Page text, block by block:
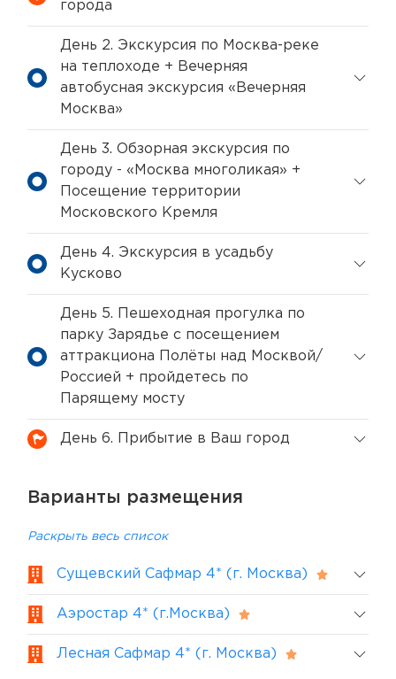
города
День 2. Экскурсия по Москва-реке
на теплоходе + Вечерняя
автобусная экскурсия «Вечерняя
Москва»
День 3. Обзорная экскурсия по
городу - «Москва многоликая» +
Посещение территории
Московского Кремля
День 4. Экскурсия в усадьбу
Кусково
День 5. Пешеходная прогулка по
парку Зарядье с посещением
аттракциона Полёты над Москвой/
Россией + пройдетесь по
Парящему мосту
День 6. Прибытие в Ваш город
Варианты размещения
Раскрыть весь список
Сущевский Сафмар 4* (г. Москва)
Аэростар 4* (г.Москва)
Лесная Сафмар 4* (г. Москва)